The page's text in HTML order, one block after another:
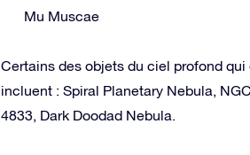
Mu Muscae
Certains des objets du ciel profond
incluent : Spiral Planetary Nebula,
4833, Dark Doodad Nebula.